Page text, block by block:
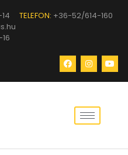
TELEFON: +36-52/614-160